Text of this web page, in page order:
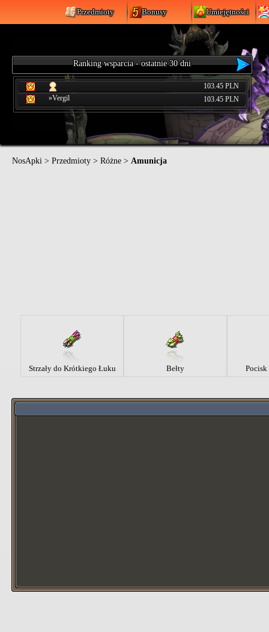
Przedmioty Bonusy Umiejętności
Ranking wsparcia - ostatnie 30 dni
103.45 PLN
»Vergil
103.45 PLN
NosApki > Przedmioty > Różne > Amunicja
Strzały do Krótkiego Łuku Bełty